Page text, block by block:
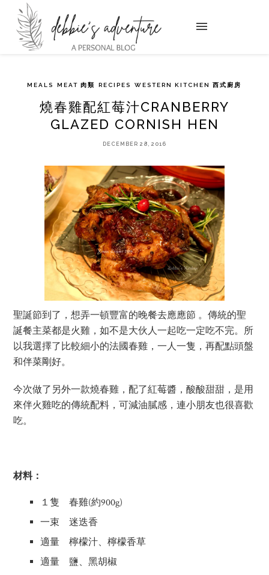
MEALS MEAT 肉類 RECIPES WESTERN KITCHEN 西式廚房
燒春雞配紅莓汁CRANBERRY
GLAZED CORNISH HEN
DECEMBER 28, 2016
聖誕節到了，想弄一頓豐富的晚餐去應應節 。傳統的聖
誕餐主菜都是火雞，如不是大伙人一起吃一定吃不完。所
以我選擇了比較細小的法國春雞，一人一隻，再配點頭盤
和伴菜剛好。
今次做了另外一款燒春雞，配了紅莓醬，酸酸甜甜，是用
來伴火雞吃的傳統配料，可減油膩感，連小朋友也很喜歡
吃。
材料：
１隻 春雞(約900g)
一束 迷迭香
適量 檸檬汁、檸檬香草
適量 鹽、黑胡椒